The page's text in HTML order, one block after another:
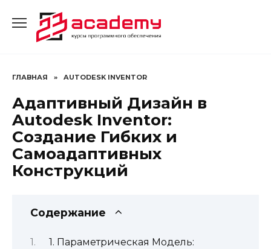
содержанию
ГЛАВНАЯ » AUTODESK INVENTOR
Адаптивный Дизайн в
Autodesk Inventor:
Создание Гибких и
Самоадаптивных
Конструкций
Содержание
1. Параметрическая Модель: